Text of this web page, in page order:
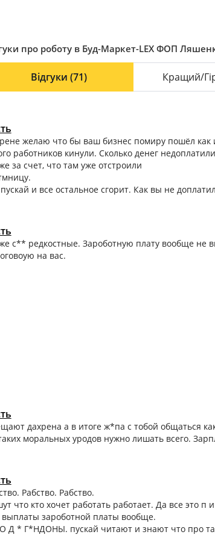
про роботу в Буд-Маркет-LEX ФОП
Відгуки (71) Кращий/
желаю что бы ваш бизнес помиру пошёл как
работников кинули. Сколько денег
за счет, что там уже отстроили
и все остальное сгорит. Как вы не
с** редкостные. Зароботную плату вообще не
на вас.
дахрена а в итоге ж*па с тобой общаться
моральных уродов нужно лишать всего.
Рабство. Рабство.
что кто хочет работать работает. Да все это п
выплаты зароботной платы вообще.
Д * Г*НДОНЫ. пускай читают и знают что про